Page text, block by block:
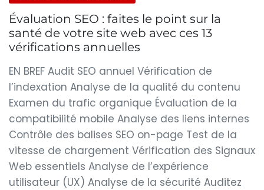
Évaluation SEO : faites le point sur la
santé de votre site web avec ces 13
vérifications annuelles
EN BREF Audit SEO annuel Vérification de
l’indexation Analyse de la qualité du contenu
Examen du trafic organique Évaluation de la
compatibilité mobile Analyse des liens internes
Contrôle des balises SEO on-page Test de la
vitesse de chargement Vérification des Signaux
Web essentiels Analyse de l’expérience
utilisateur (UX) Analyse de la sécurité Auditez